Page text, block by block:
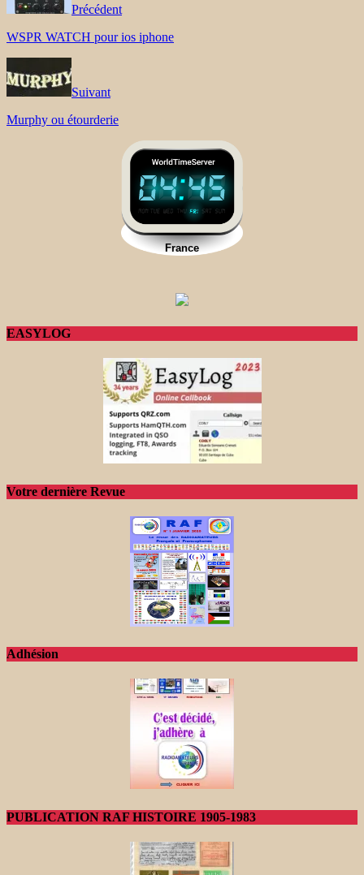
Précédent
WSPR WATCH pour ios iphone
Suivant
Murphy ou étourderie
EASYLOG
Votre dernière Revue
Adhésion
PUBLICATION RAF HISTOIRE 1905-1983